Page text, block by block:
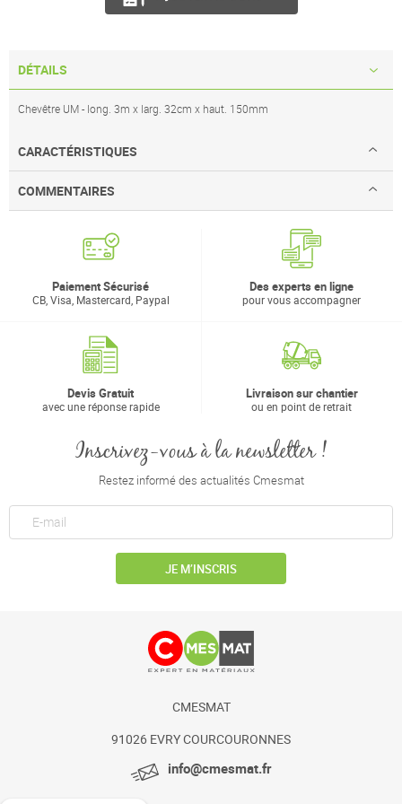
DÉTAILS
Chevêtre UM - long. 3m x larg. 32cm x haut. 150mm
CARACTÉRISTIQUES
COMMENTAIRES
Paiement Sécurisé
CB, Visa, Mastercard, Paypal
Des experts en ligne
pour vous accompagner
Devis Gratuit
avec une réponse rapide
Livraison sur chantier
ou en point de retrait
Inscrivez-vous à la newsletter !
Restez informé des actualités Cmesmat
JE M’INSCRIS
CMESMAT
91026 EVRY COURCOURONNES
info@cmesmat.fr